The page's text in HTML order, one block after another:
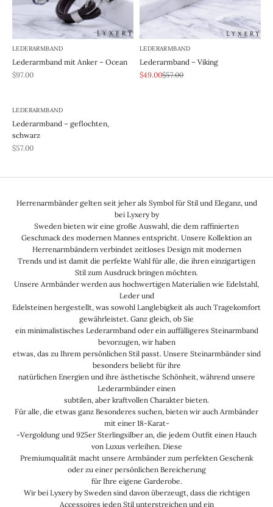
LEDERARMBAND
Lederarmband mit Anker – Ocean
REA-pris
$97.00
LEDERARMBAND
Lederarmband – Viking
REA-pris
$49.00Pris
$57.00
LEDERARMBAND
Lederarmband – geflochten,
schwarz
REA-pris
$57.00
Herrenarmbänder gelten seit jeher als Symbol für Stil und Eleganz, und
bei Lyxery by
Sweden bieten wir eine große Auswahl, die dem raffinierten
Geschmack des modernen Mannes entspricht. Unsere Kollektion an
Herrenarmbändern verbindet zeitloses Design mit modernen
Trends und ist damit die perfekte Wahl für alle, die ihren einzigartigen
Stil zum Ausdruck bringen möchten.
Unsere Armbänder werden aus hochwertigen Materialien wie Edelstahl,
Leder und
Edelsteinen hergestellt, was sowohl Langlebigkeit als auch Tragekomfort
gewährleistet. Ganz gleich, ob Sie
ein minimalistisches Lederarmband oder ein auffälligeres Steinarmband
bevorzugen, wir haben
etwas, das zu Ihrem persönlichen Stil passt. Unsere Steinarmbänder sind
besonders beliebt für ihre
natürlichen Energien und ihre ästhetische Schönheit, während unsere
Lederarmbänder einen
subtilen, aber kraftvollen Charakter bieten.
Für alle, die etwas ganz Besonderes suchen, bieten wir auch Armbänder
mit einer 18-Karat-
-Vergoldung und 925er Sterlingsilber an, die jedem Outfit einen Hauch
von Luxus verleihen. Diese
Premiumqualität macht unsere Armbänder zum perfekten Geschenk
oder zu einer persönlichen Bereicherung
für Ihre eigene Garderobe.
Wir bei Lyxery by Sweden sind davon überzeugt, dass die richtigen
Accessoires jeden Stil unterstreichen und ein